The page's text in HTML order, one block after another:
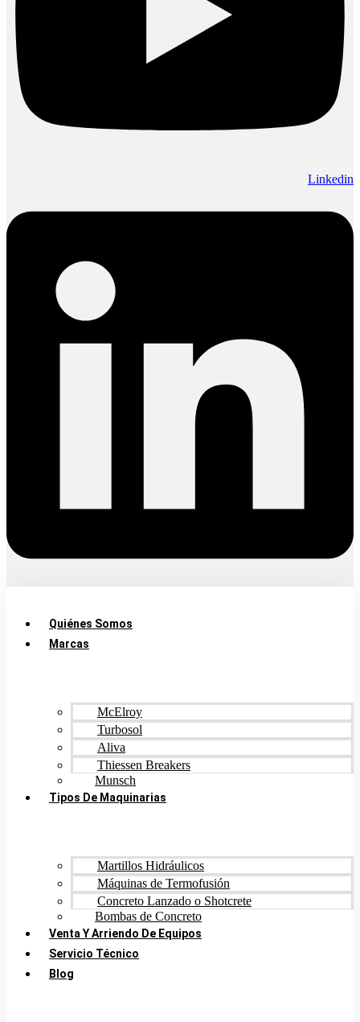
Linkedin
Quiénes Somos
Marcas
McElroy
Turbosol
Aliva
Thiessen Breakers
Munsch
Tipos De Maquinarias
Martillos Hidráulicos
Máquinas de Termofusión
Concreto Lanzado o Shotcrete
Bombas de Concreto
Venta Y Arriendo De Equipos
Servicio Técnico
Blog